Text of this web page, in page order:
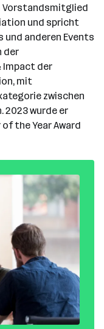
Vorstandsmitglied
und spricht
und anderen Events
der
Impact der
mit
zwischen
2023 wurde er
the Year Award